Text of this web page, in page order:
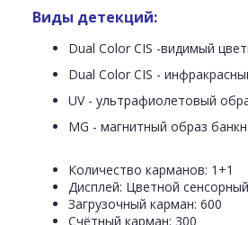
Виды детекций:
Dual Color CIS -видимый
Dual Color CIS -
UV - ультрафиолетовый
MG - магнитный образ
Количество карманов: 1+1
Дисплей: Цветной
Загрузочный карман: 600
Счётный карман: 300